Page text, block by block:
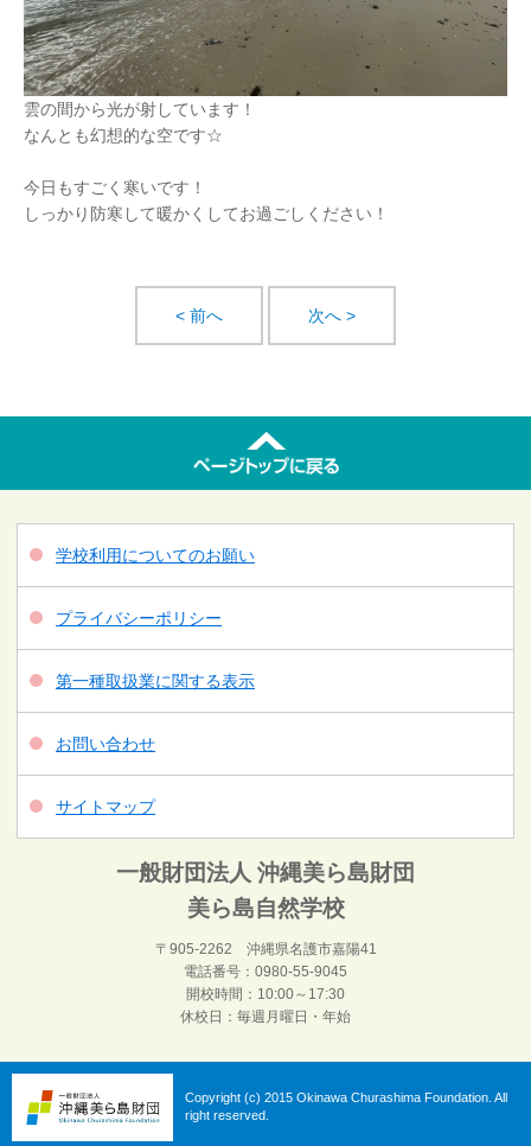
雲の間から光が射しています！
なんとも幻想的な空です☆
今日もすごく寒いです！
しっかり防寒して暖かくしてお過ごしください！
< 前へ 次へ >
学校利用についてのお願い
プライバシーポリシー
第一種取扱業に関する表示
お問い合わせ
サイトマップ
一般財団法人 沖縄美ら島財団
美ら島自然学校
〒905-2262 沖縄県名護市嘉陽41
電話番号：0980-55-9045
開校時間：10:00～17:30
休校日：毎週月曜日・年始
Copyright (c) 2015 Okinawa Churashima Foundation. All
right reserved.